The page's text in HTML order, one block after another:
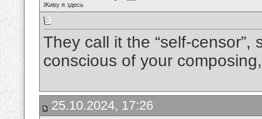
Живу я здесь
They call it the “self-censor”,
conscious of your
25.10.2024, 17:26